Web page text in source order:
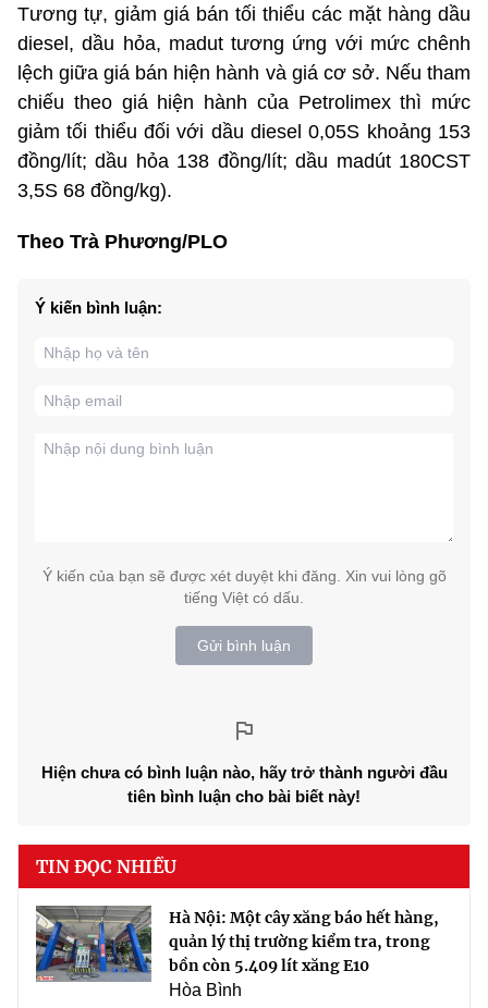
Tương tự, giảm giá bán tối thiểu các mặt hàng dầu
diesel, dầu hỏa, madut tương ứng với mức chênh
lệch giữa giá bán hiện hành và giá cơ sở. Nếu tham
chiếu theo giá hiện hành của Petrolimex thì mức
giảm tối thiểu đối với dầu diesel 0,05S khoảng 153
đồng/lít; dầu hỏa 138 đồng/lít; dầu madút 180CST
3,5S 68 đồng/kg).
Theo Trà Phương/PLO
Ý kiến bình luận:
Ý kiến của bạn sẽ được xét duyệt khi đăng. Xin vui lòng gõ
tiếng Việt có dấu.
Gửi bình luận
Hiện chưa có bình luận nào, hãy trở thành người đầu
tiên bình luận cho bài biết này!
TIN ĐỌC NHIỀU
Hà Nội: Một cây xăng báo hết hàng,
quản lý thị trường kiểm tra, trong
bồn còn 5.409 lít xăng E10
Hòa Bình